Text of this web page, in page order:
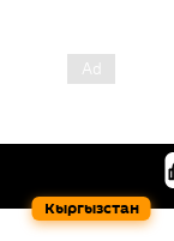
Кыргызстан